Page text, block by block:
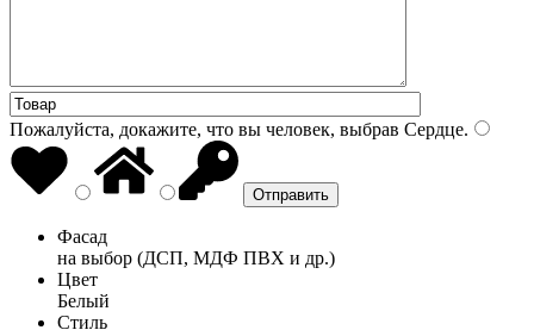
Пожалуйста, докажите, что вы человек, выбрав Сердце.
Фасад
на выбор (ДСП, МДФ ПВХ и др.)
Цвет
Белый
Стиль